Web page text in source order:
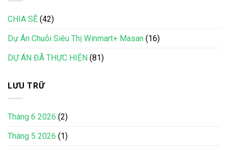
CHIA SẼ (42)
Dự Án Chuỗi Siêu Thị Winmart+ Masan (16)
DỰ ÁN ĐÃ THỰC HIỆN (81)
LƯU TRỮ
Tháng 6 2026 (2)
Tháng 5 2026 (1)